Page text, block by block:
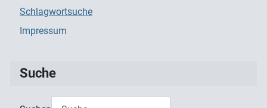
Schlagwortsuche
Impressum
Suche